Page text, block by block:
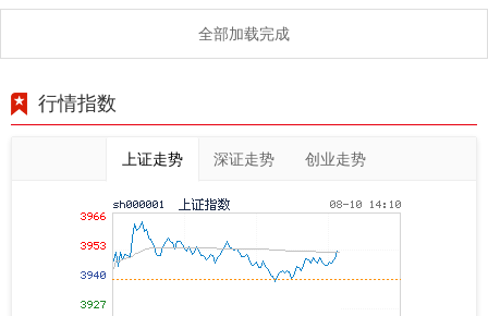
全部加载完成
行情指数
上证走势 深证走势 创业走势